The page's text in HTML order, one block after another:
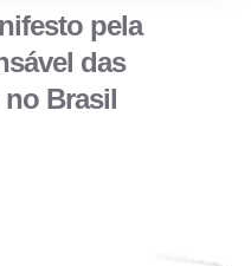
pela
das
no Brasil